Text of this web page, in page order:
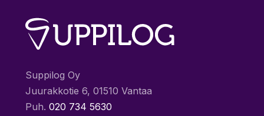
Suppilog Oy
Juurakkotie 6, 01510 Vantaa
Puh. 020 734 5630